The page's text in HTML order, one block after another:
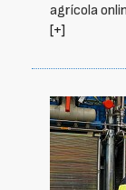
agrícola
[+]